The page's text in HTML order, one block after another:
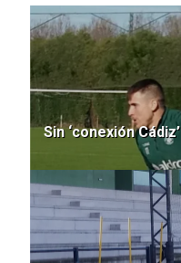
Sin ‘conexión Cádiz’